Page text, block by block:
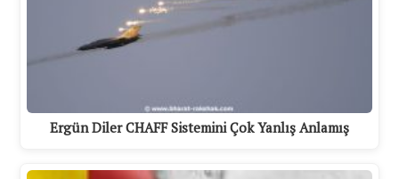
Ergün Diler CHAFF Sistemini Çok Yanlış Anlamış